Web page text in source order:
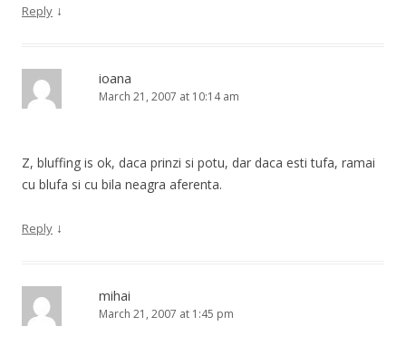
Reply ↓
ioana
March 21, 2007 at 10:14 am
Z, bluffing is ok, daca prinzi si potu, dar daca esti tufa, ramai
cu blufa si cu bila neagra aferenta.
Reply ↓
mihai
March 21, 2007 at 1:45 pm